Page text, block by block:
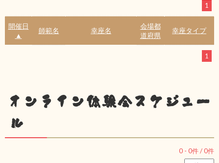
1
開催日
▲
師範名 幸座名
会場都
道府県
幸座タイプ
1
オンライン体験会スケジュー
ル
0 - 0件 /0件